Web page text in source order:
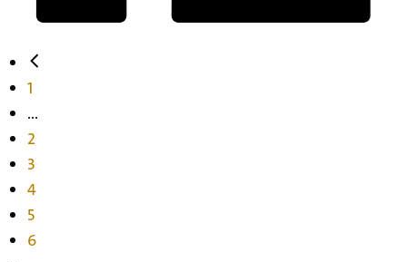
1
...
2
3
4
5
6